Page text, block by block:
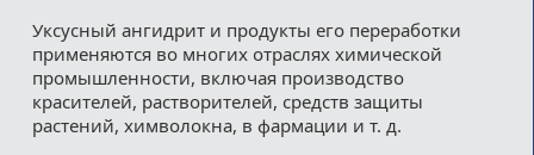
Уксусный ангидрит и продукты его переработки
применяются во многих отраслях химической
промышленности, включая производство
красителей, растворителей, средств защиты
растений, химволокна, в фармации и т. д.